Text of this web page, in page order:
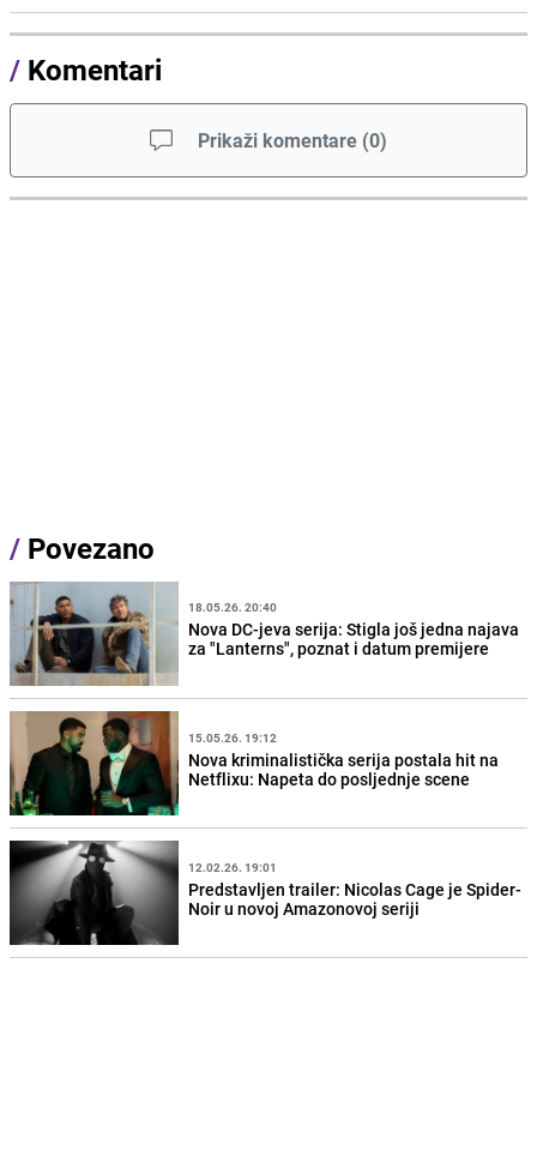
/ Komentari
Prikaži komentare (0)
/ Povezano
18.05.26. 20:40
Nova DC-jeva serija: Stigla još jedna najava
za "Lanterns", poznat i datum premijere
15.05.26. 19:12
Nova kriminalistička serija postala hit na
Netflixu: Napeta do posljednje scene
12.02.26. 19:01
Predstavljen trailer: Nicolas Cage je Spider-
Noir u novoj Amazonovoj seriji